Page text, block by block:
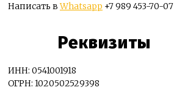
Написать вWhatsapp +7 989 453-70-07
Реквизиты
ИНН: 0541001918
ОГРН: 1020502529398